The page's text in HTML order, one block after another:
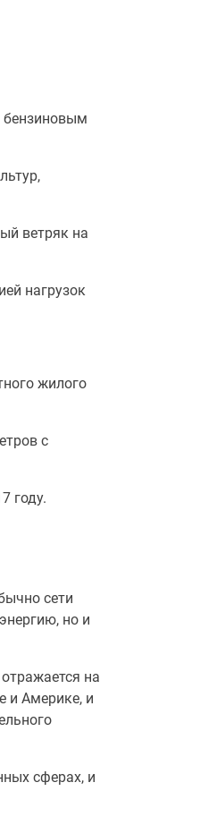
бензиновым
ветряк на
нагрузок
жилого
с
году.
сети
но и
на
и Америке, и
сферах, и